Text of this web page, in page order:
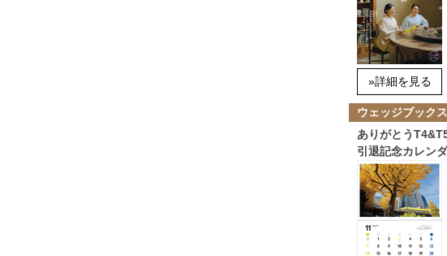
»詳細を見る
ウェッジブックス
ありがとう
引退記念カレン